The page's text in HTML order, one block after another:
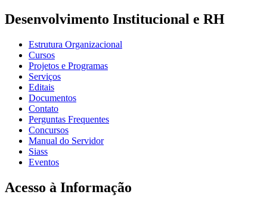
Desenvolvimento Institucional e RH
Estrutura Organizacional
Cursos
Projetos e Programas
Serviços
Editais
Documentos
Contato
Perguntas Frequentes
Concursos
Manual do Servidor
Siass
Eventos
Acesso à Informação